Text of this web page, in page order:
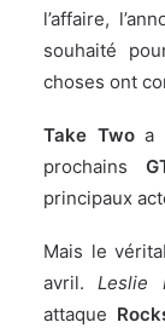
l’affaire,
souhaité
choses ont
Take Twoa
prochains
principaux
Mais le
avril.Leslie
attaque